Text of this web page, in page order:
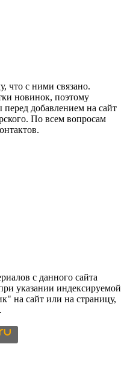
что с ними связано.
новинок, поэтому
добавлением на сайт
По всем вопросам
с данного сайта
указании индексируемой
на сайт или на страницу,